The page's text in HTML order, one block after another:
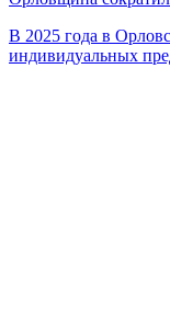
В 2025 года в
индивидуальных